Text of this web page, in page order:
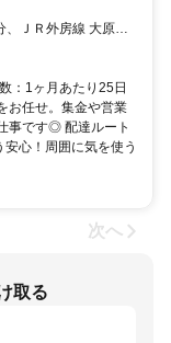
、ＪＲ外房線 大原
31分
：1ヶ月あたり25日
お任せ。集金や営業
事です◎ 配達ルート
心！周囲に気を使う
次へ
取る